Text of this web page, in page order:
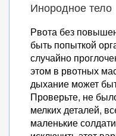
Инородное тело
Рвота без
быть попыткой
случайно
этом в рвотных
дыхание может
Проверьте, не
мелких деталей,
маленькие